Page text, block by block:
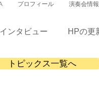
プロフィール 演奏会情報
ンタビュー HPの更
ート
トピックス一覧へ